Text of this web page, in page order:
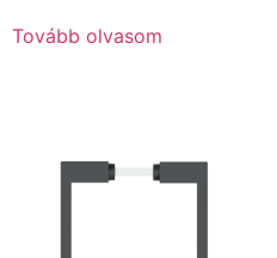
Tovább olvasom